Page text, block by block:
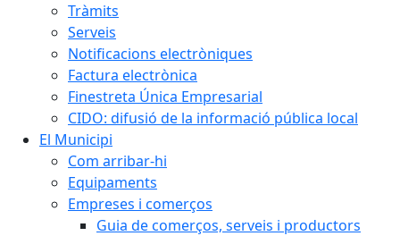
Tràmits
Serveis
Notificacions electròniques
Factura electrònica
Finestreta Única Empresarial
CIDO: difusió de la informació pública local
El Municipi
Com arribar-hi
Equipaments
Empreses i comerços
Guia de comerços, serveis i productors